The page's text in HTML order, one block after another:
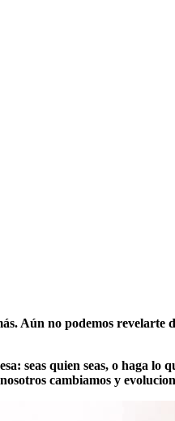
Aún no podemos revelarte
seas quien seas, o haga lo
cambiamos y